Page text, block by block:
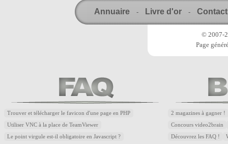
Annuaire - Livre d'or - Contact
© 2007-
Page
Trouver et télécharger le favicon d'une page en PHP
Utiliser VNC à la place de TeamViewer
Le point virgule est-il obligatoire en Javascript ?
2 magazines à gagner !
Concours video2brain
Découvrez les FAQ !